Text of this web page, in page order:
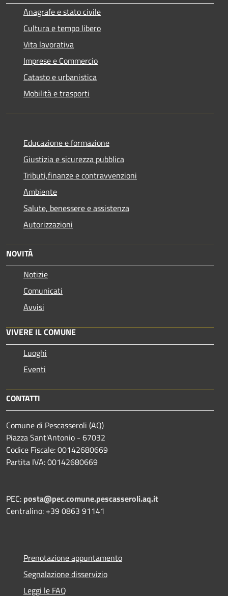
Anagrafe e stato civile
Cultura e tempo libero
Vita lavorativa
Imprese e Commercio
Catasto e urbanistica
Mobilità e trasporti
Educazione e formazione
Giustizia e sicurezza pubblica
Tributi,finanze e contravvenzioni
Ambiente
Salute, benessere e assistenza
Autorizzazioni
NOVITÀ
Notizie
Comunicati
Avvisi
VIVERE IL COMUNE
Luoghi
Eventi
CONTATTI
Comune di Pescasseroli (AQ)
Piazza Sant'Antonio - 67032
Codice Fiscale: 00142680669
Partita IVA: 00142680669
PEC: posta@pec.comune.pescasseroli.aq.it
Centralino: +39 0863 91141
Prenotazione appuntamento
Segnalazione disservizio
Leggi le FAQ